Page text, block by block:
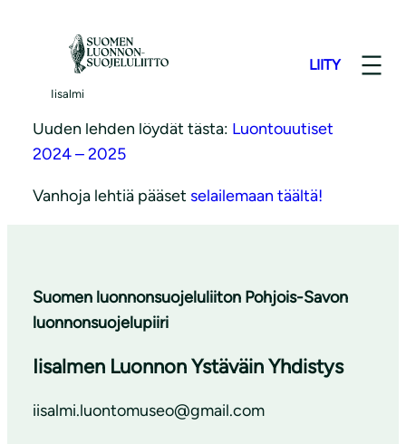
Iisalmi
LIITY
Saimme valmiiksi jäsenlehtemme 2024 -2025.
Lehtemme on ilmestynyt melko säännöllisesti
vuodesta 1982.
Uuden lehden löydät tästa: Luontouutiset
2024 – 2025
Vanhoja lehtiä pääset selailemaan täältä!
Suomen luonnonsuojeluliiton Pohjois-Savon
luonnonsuojelupiiri
Iisalmen Luonnon Ystäväin Yhdistys
iisalmi.luontomuseo@gmail.com